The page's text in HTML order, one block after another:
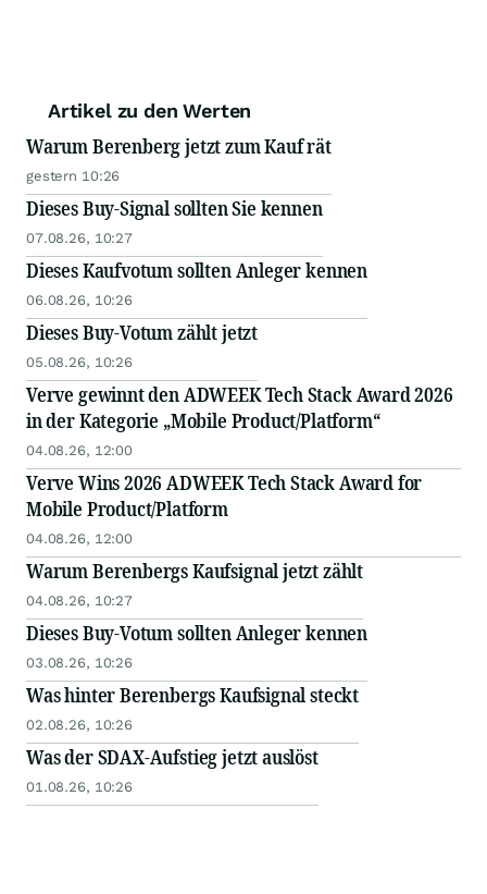
Artikel zu den Werten
Warum Berenberg jetzt zum Kauf rät
gestern 10:26
Dieses Buy-Signal sollten Sie kennen
07.08.26, 10:27
Dieses Kaufvotum sollten Anleger kennen
06.08.26, 10:26
Dieses Buy-Votum zählt jetzt
05.08.26, 10:26
Verve gewinnt den ADWEEK Tech Stack Award 2026
in der Kategorie „Mobile Product/Platform“
04.08.26, 12:00
Verve Wins 2026 ADWEEK Tech Stack Award for
Mobile Product/Platform
04.08.26, 12:00
Warum Berenbergs Kaufsignal jetzt zählt
04.08.26, 10:27
Dieses Buy-Votum sollten Anleger kennen
03.08.26, 10:26
Was hinter Berenbergs Kaufsignal steckt
02.08.26, 10:26
Was der SDAX-Aufstieg jetzt auslöst
01.08.26, 10:26